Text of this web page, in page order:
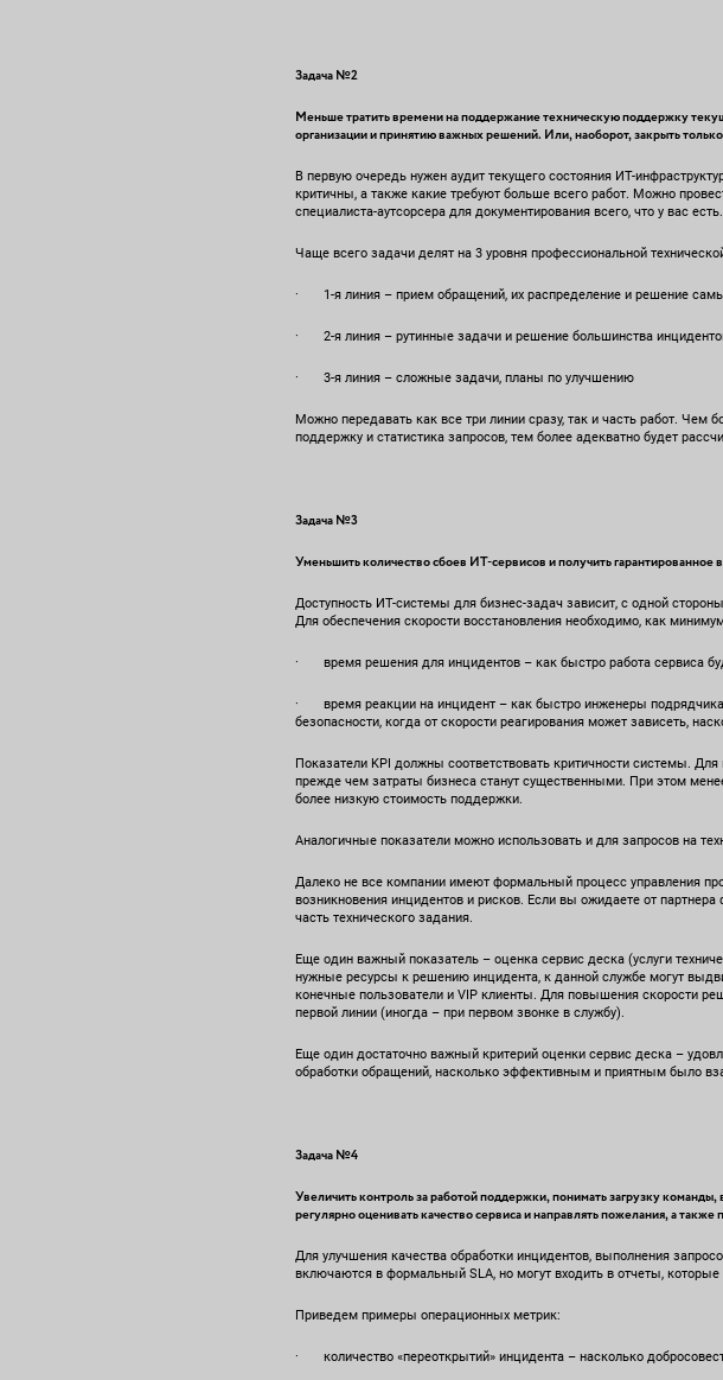
Задача №2
Меньше тратить времени на поддержание техническую поддержку
организации и принятию важных решений. Или, наоборот, закрыть
В первую очередь нужен аудит текущего состояния ИТ-
критичны, а также какие требуют больше всего работ. Можно
специалиста-аутсорсера для документирования всего, что у вас
Чаще всего задачи делят на 3 уровня профессиональной
· 1-я линия – прием обращений, их распределение и решение
· 2-я линия – рутинные задачи и решение большинства
· 3-я линия – сложные задачи, планы по улучшению
Можно передавать как все три линии сразу, так и часть работ.
поддержку и статистика запросов, тем более адекватно будет
Задача №3
Уменьшить количество сбоев ИT-сервисов и получить
Доступность ИТ-системы для бизнес-задач зависит, с одной
Для обеспечения скорости восстановления необходимо, как
· время решения для инцидентов – как быстро работа сервиса
· время реакции на инцидент – как быстро инженеры подрядчика
безопасности, когда от скорости реагирования может зависеть,
Показатели KPI должны соответствовать критичности системы.
прежде чем затраты бизнеса станут существенными. При этом
более низкую стоимость поддержки.
Аналогичные показатели можно использовать и для запросов на
Далеко не все компании имеют формальный процесс управления
возникновения инцидентов и рисков. Если вы ожидаете от
часть технического задания.
Еще один важный показатель – оценка сервис деска (услуги
нужные ресурсы к решению инцидента, к данной службе могут
конечные пользователи и VIP клиенты. Для повышения скорости
первой линии (иногда – при первом звонке в службу).
Еще один достаточно важный критерий оценки сервис деска –
обработки обращений, насколько эффективным и приятным было
Задача №4
Увеличить контроль за работой поддержки, понимать загрузку
регулярно оценивать качество сервиса и направлять пожелания, а также
Для улучшения качества обработки инцидентов, выполнения
включаются в формальный SLA, но могут входить в отчеты, которые
Приведем примеры операционных метрик:
· количество «переоткрытий» инцидента – насколько